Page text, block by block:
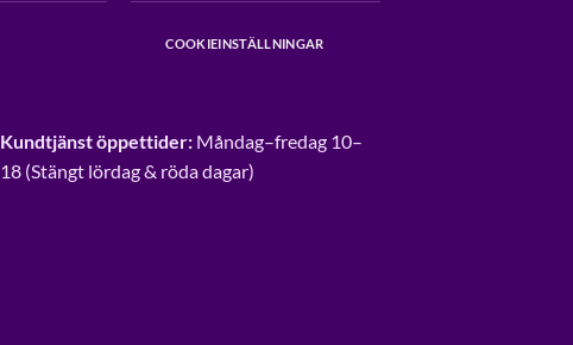
COOKIEINSTÄLLNINGAR
Kundtjänst öppettider: Måndag–fredag 10–
18 (Stängt lördag & röda dagar)